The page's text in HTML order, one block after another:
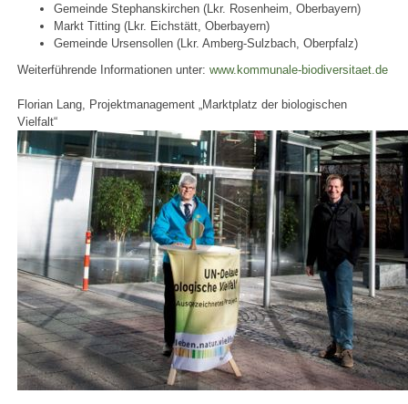
Gemeinde Stephanskirchen (Lkr. Rosenheim, Oberbayern)
Markt Titting (Lkr. Eichstätt, Oberbayern)
Gemeinde Ursensollen (Lkr. Amberg-Sulzbach, Oberpfalz)
Weiterführende Informationen unter:www.kommunale-biodiversitaet.de
Florian Lang, Projektmanagement „Marktplatz der biologischen
Vielfalt“